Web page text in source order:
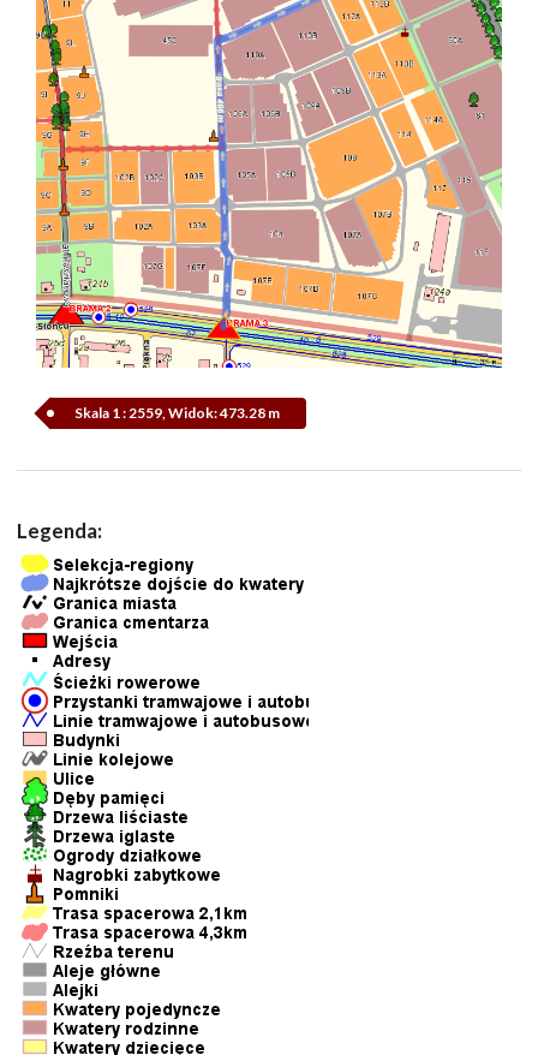
Skala 1 : 2559, Widok: 473.28 m
Legenda: